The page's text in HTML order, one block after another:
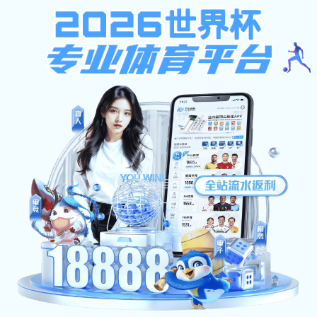
博亚体育彩票
当前位置：首页>>校园文化>>一训三风
一训三风